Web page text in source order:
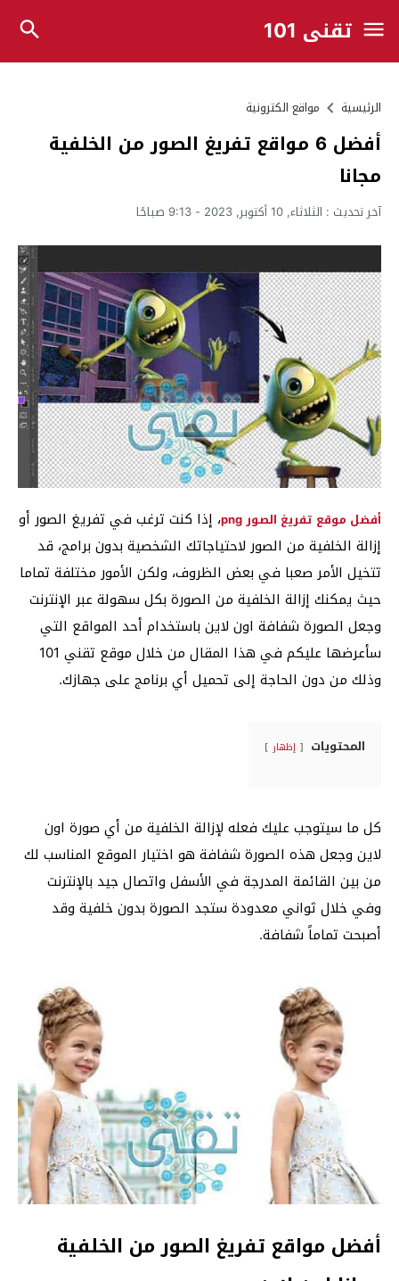
تقني 101
الرئيسية مواقع الكترونية
أفضل 6 مواقع تفريغ الصور من الخلفية
مجانا
آخر تحديث : الثلاثاء, 10 أكتوبر, 2023 - 9:13 صباحًا
أفضل موقع تفريغ الصور png
، إذا كنت ترغب في تفريغ الصور أو
إزالة الخلفية من الصور لاحتياجاتك الشخصية بدون برامج، قد
تتخيل الأمر صعبا في بعض الظروف، ولكن الأمور مختلفة تماما
حيث يمكنك إزالة الخلفية من الصورة بكل سهولة عبر الإنترنت
وجعل الصورة شفافة اون لاين باستخدام أحد المواقع التي
سأعرضها عليكم في هذا المقال من خلال موقع تقني 101
وذلك من دون الحاجة إلى تحميل أي برنامج على جهازك.
المحتويات إظهار
كل ما سيتوجب عليك فعله لإزالة الخلفية من أي صورة اون
لاين وجعل هذه الصورة شفافة هو اختيار الموقع المناسب لك
من بين القائمة المدرجة في الأسفل واتصال جيد بالإنترنت
وفي خلال ثواني معدودة ستجد الصورة بدون خلفية وقد
أصبحت تماماً شفافة.
أفضل مواقع تفريغ الصور من الخلفية